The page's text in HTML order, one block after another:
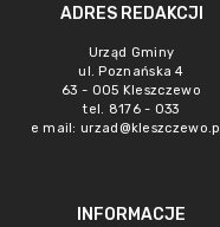
ADRES REDAKCJI
Urząd Gminy
ul. Poznańska 4
63 - 005 Kleszczewo
tel. 8176 - 033
e mail:
INFORMACJE